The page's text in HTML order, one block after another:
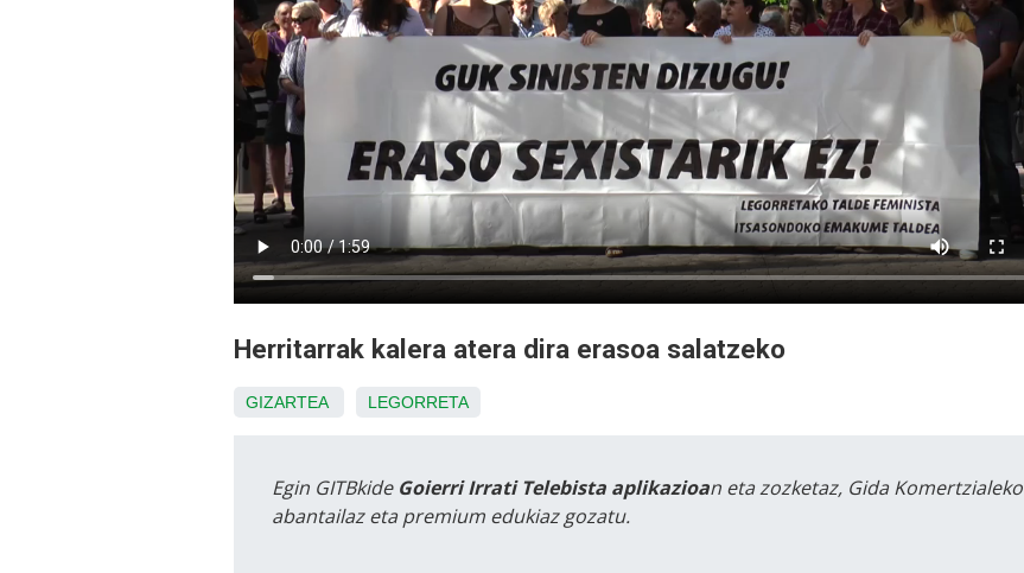
Herritarrak kalera atera dira erasoa salatzeko
GIZARTEA LEGORRETA
Egin GITBkide Goierri Irrati Telebista aplikazioan eta zozketaz, Gida Komertzialeko
abantailaz eta premium edukiaz gozatu.